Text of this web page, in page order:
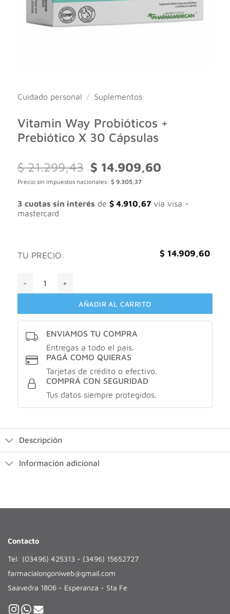
Cuidado personal / Suplementos
Vitamin Way Probióticos +
Prebiótico X 30 Cápsulas
$21.299,43
El
precio
original
$ 21.299,43.
$ 14.909,60El
$ 14.909,60.
Precio sin impuestos nacionales: $ 9.305,37
3 cuotas sin interés de $4.910,67vía visa -
mastercard
TU PRECIO: $ 14.909,60
AÑADIR AL CARRITO
ENVIAMOS TU COMPRA
Entregas a todo el país.
PAGÁ COMO QUIERAS
Tarjetas de crédito o efectivo.
COMPRÁ CON SEGURIDAD
Tus datos siempre protegidos.
Descripción
Información adicional
Contacto
Tel: (03496) 425313 - (3496) 15652727
farmacialongoniweb@gmail.com
Saavedra 1806 - Esperanza - Sta Fe